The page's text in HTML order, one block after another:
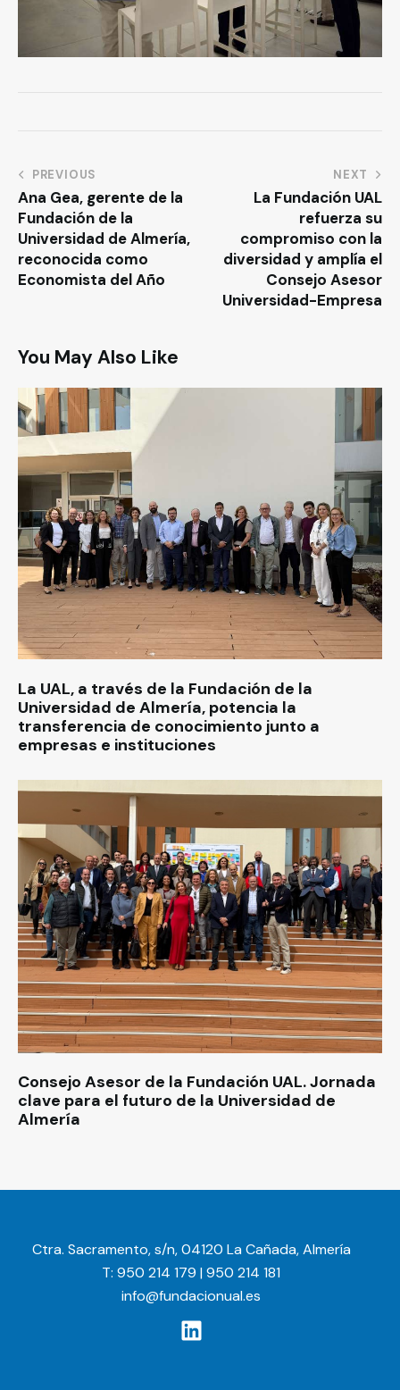
PREVIOUS
Ana Gea, gerente de la
Fundación de la
Universidad de Almería,
reconocida como
Economista del Año
NEXT
La Fundación UAL
refuerza su
compromiso con la
diversidad y amplía el
Consejo Asesor
Universidad-Empresa
You May Also Like
La UAL, a través de la Fundación de la
Universidad de Almería, potencia la
transferencia de conocimiento junto a
empresas e instituciones
Consejo Asesor de la Fundación UAL. Jornada
clave para el futuro de la Universidad de
Almería
Ctra. Sacramento, s/n, 04120 La Cañada, Almería
T: 950 214 179 | 950 214 181
info@fundacionual.es